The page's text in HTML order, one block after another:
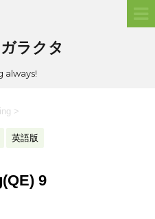
ラクタ
always!
>
英語版
9